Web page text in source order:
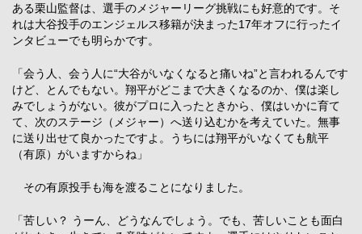
ある栗山監督は、選手のメジャーリーグ挑戦にも好意的です。そ
れは大谷投手のエンジェルス移籍が決まった17年オフに行ったイ
ンタビューでも明らかです。
「会う人、会う人に“大谷がいなくなると痛いね”と言われるんです
けど、とんでもない。翔平がどこまで大きくなるのか、僕は楽し
みでしょうがない。彼がプロに入ったときから、僕はいかに育て
て、次のステージ（メジャー）へ送り込むかを考えていた。無事
に送り出せて良かったですよ。うちには翔平がいなくても航平
（有原）がいますからね」
その有原投手も海を渡ることになりました。
「苦しい？ うーん、どうなんでしょう。でも、苦しいことも面白